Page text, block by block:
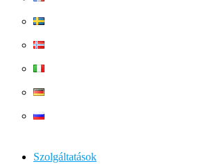
Szolgáltatások